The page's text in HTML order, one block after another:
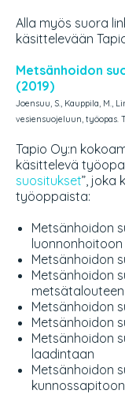
Alla myös suora
käsittelevään
Metsänhoidon
(2019)
Joensuu, S., Kauppila, M.,
vesiensuojeluun, työopas.
Tapio Oy:n
käsittelevä
suositukset”, joka
työoppaista:
Metsänhoidon
luonnonhoitoon
Metsänhoidon
Metsänhoidon
metsätalouteen
Metsänhoidon
Metsänhoidon
Metsänhoidon
laadintaan
Metsänhoidon
kunnossapitoon